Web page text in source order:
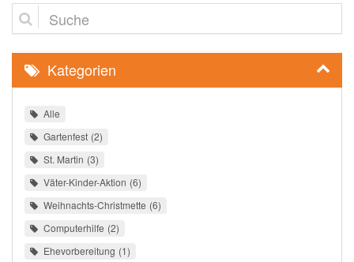
Suche
Kategorien
Alle
Gartenfest 2
St. Martin 3
Väter-Kinder-Aktion 6
Weihnachts-Christmette 6
Computerhilfe 2
Ehevorbereitung 1